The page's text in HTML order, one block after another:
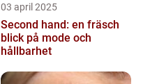
03 april 2025
Second hand: en fräsch
blick på mode och
hållbarhet